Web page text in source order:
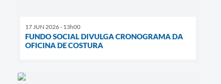
17 JUN 2026 - 13h00
FUNDO SOCIAL DIVULGA CRONOGRAMA DA
OFICINA DE COSTURA